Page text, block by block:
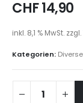
CHF14,90
inkl. 8,1 % MwSt. zzgl.
Kategorien: